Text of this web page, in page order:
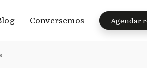
Conversemos Agendar